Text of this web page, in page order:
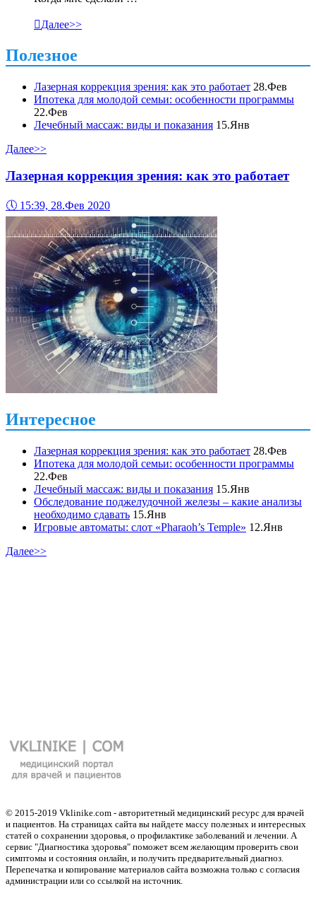
Далее>>
Полезное
Лазерная коррекция зрения: как это работает 28.Фев
Ипотека для молодой семьи: особенности программы
22.Фев
Лечебный массаж: виды и показания 15.Янв
Далее>>
Лазерная коррекция зрения: как это работает
🕔 15:39, 28.Фев 2020
Интересное
Лазерная коррекция зрения: как это работает 28.Фев
Ипотека для молодой семьи: особенности программы
22.Фев
Лечебный массаж: виды и показания 15.Янв
Обследование поджелудочной железы – какие анализы
необходимо сдавать 15.Янв
Игровые автоматы: слот «Pharaoh’s Temple» 12.Янв
Далее>>
© 2015-2019 Vklinike.com - авторитетный медицинский ресурс для врачей
и пациентов. На страницах сайта вы найдете массу полезных и интересных
статей о сохранении здоровья, о профилактике заболеваний и лечении. А
сервис "Диагностика здоровья" поможет всем желающим проверить свои
симптомы и состояния онлайн, и получить предварительный диагноз.
Перепечатка и копирование материалов сайта возможна только с согласия
администрации или со ссылкой на источник.